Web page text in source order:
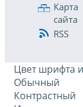
Карта
сайта
RSS
Цвет шрифта
Обычный
Контрастный